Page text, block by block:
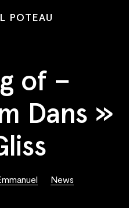
POTEAU
of –
Dans »
News